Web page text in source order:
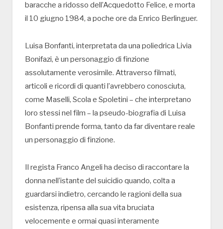
baracche a ridosso dell’Acquedotto Felice, e morta
il 10 giugno 1984, a poche ore da Enrico Berlinguer.
Luisa Bonfanti, interpretata da una poliedrica Livia
Bonifazi, è un personaggio di finzione
assolutamente verosimile. Attraverso filmati,
articoli e ricordi di quanti l’avrebbero conosciuta,
come Maselli, Scola e Spoletini – che interpretano
loro stessi nel film – la pseudo-biografia di Luisa
Bonfanti prende forma, tanto da far diventare reale
un personaggio di finzione.
Il regista Franco Angeli ha deciso di raccontare la
donna nell’istante del suicidio quando, colta a
guardarsi indietro, cercando le ragioni della sua
esistenza, ripensa alla sua vita bruciata
velocemente e ormai quasi interamente